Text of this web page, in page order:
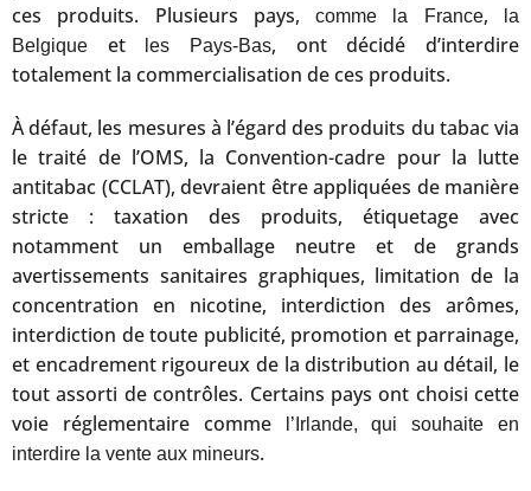
ces produits. Plusieurs pays,comme la France,
la
Belgique
et les Pays-Bas, ont décidé d’interdire
totalement la commercialisation de ces produits.
À défaut, les mesures à l’égard des produits du tabac via
le traité de l’OMS, la Convention-cadre pour la lutte
antitabac (CCLAT), devraient être appliquées de manière
stricte : taxation des produits, étiquetage avec
notamment un emballage neutre et de grands
avertissements sanitaires graphiques, limitation de la
concentration en nicotine, interdiction des arômes,
interdiction de toute publicité, promotion et parrainage,
et encadrement rigoureux de la distribution au détail, le
tout assorti de contrôles. Certains pays ont choisi cette
voie réglementaire comme
l’Irlande, qui souhaite en
interdire la vente aux mineurs.